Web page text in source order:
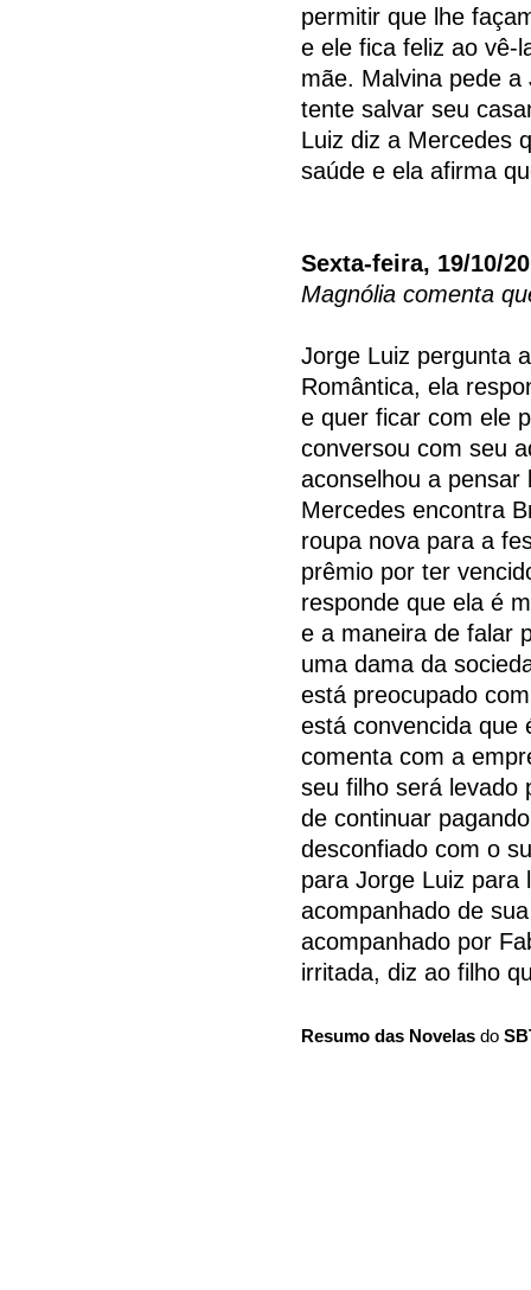
permitir que lhe
e ele fica feliz ao vê-
mãe. Malvina pede
tente salvar seu
Luiz diz a Mercedes
saúde e ela afirma
Sexta-feira, 19/10/
Magnólia comenta
Jorge Luiz pergunta
Romântica, ela
e quer ficar com ele
conversou com seu
aconselhou a
Mercedes encontra
roupa nova para a
prêmio por ter
responde que ela é
e a maneira de falar
uma dama da
está preocupado
está convencida que
comenta com a
seu filho será levado
de continuar
desconfiado com o
para Jorge Luiz para
acompanhado de
acompanhado por
irritada, diz ao filho
Resumo das Novelas do